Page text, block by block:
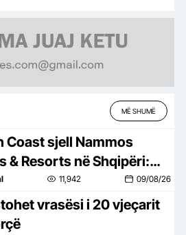
MË SHUMË
Coast sjell Nammos
& Resorts në Shqipëri:
i ri lifestyle
11,942 09/08/26
vrasësi i 20 vjeçarit